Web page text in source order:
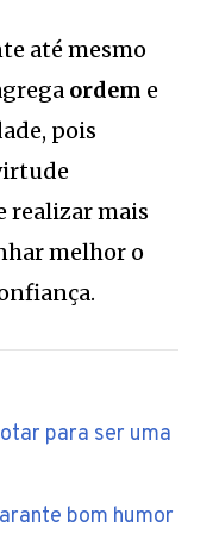
até mesmo
ordem e
pois
realizar mais
melhor o
para ser uma
bom humor